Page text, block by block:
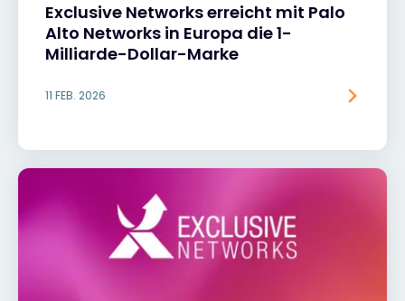
Exclusive Networks erreicht mit Palo
Alto Networks in Europa die 1-
Milliarde-Dollar-Marke
11 FEB. 2026